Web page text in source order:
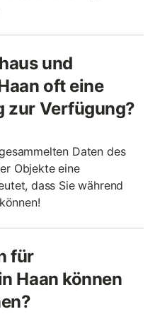
und
oft eine
zur Verfügung?
Daten des
Objekte eine
dass Sie während
für
Haan können